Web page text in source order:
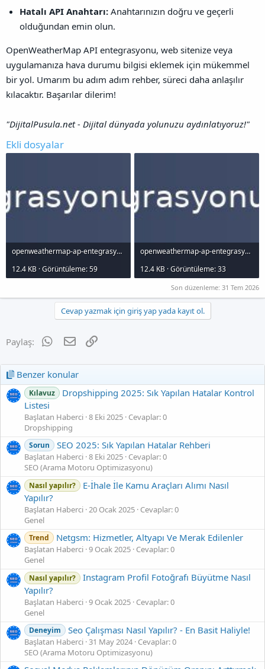
Hatalı API Anahtarı: Anahtarınızın doğru ve geçerli
olduğundan emin olun.
OpenWeatherMap API entegrasyonu, web sitenize veya
uygulamanıza hava durumu bilgisi eklemek için mükemmel
bir yol. Umarım bu adım adım rehber, süreci daha anlaşılır
kılacaktır. Başarılar dilerim!
"DijitalPusula.net - Dijital dünyada yolunuzu aydınlatıyoruz!"
Ekli dosyalar
openweathermap-ap-entegrasyonu-nasl-yaplr_1000x120.jpg
12.4 KB · Görüntüleme: 59
openweathermap-ap-entegrasyonu-nasl-yaplr_1000x120.jpg
12.4 KB · Görüntüleme: 33
Son düzenleme: 31 Tem 2026
Cevap yazmak için giriş yap yada kayıt ol.
Paylaş: WhatsApp
E-posta
Benzer konular
Kılavuz
Dropshipping 2025: Sık Yapılan Hatalar Kontrol
Listesi
Başlatan Haberci 8 Eki 2025 Cevaplar: 0
Dropshipping
Sorun SEO 2025: Sık Yapılan Hatalar Rehberi
Başlatan Haberci 8 Eki 2025 Cevaplar: 0
SEO (Arama Motoru Optimizasyonu)
Nasıl yapılır?
E-İhale İle Kamu Araçları Alımı Nasıl
Yapılır?
Başlatan Haberci 20 Ocak 2025 Cevaplar: 0
Genel
Trend Netgsm: Hizmetler, Altyapı Ve Merak Edilenler
Başlatan Haberci 9 Ocak 2025 Cevaplar: 0
Genel
Nasıl yapılır?
Instagram Profil Fotoğrafı Büyütme Nasıl
Yapılır?
Başlatan Haberci 9 Ocak 2025 Cevaplar: 0
Genel
Deneyim Seo Çalışması Nasıl Yapılır? - En Basit Haliyle!
Başlatan Haberci 31 May 2024 Cevaplar: 0
SEO (Arama Motoru Optimizasyonu)